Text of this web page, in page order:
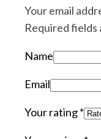
Your email
Required fields
Name
Email
Your rating*